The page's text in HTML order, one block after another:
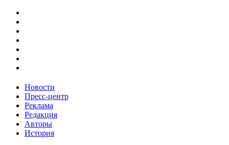
Новости
Пресс-центр
Реклама
Редакция
Авторы
История